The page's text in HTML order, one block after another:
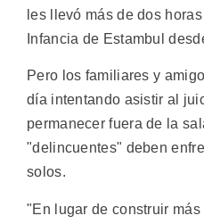
les llevó más de dos
Infancia de Estambul
Pero los familiares y
día intentando asistir al
permanecer fuera de la
"delincuentes" deben
solos.
"En lugar de construir